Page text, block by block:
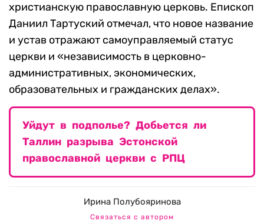
христианскую православную церковь. Епископ
Даниил Тартуский отмечал, что новое название
и устав отражают самоуправляемый статус
церкви и «независимость в церковно-
административных, экономических,
образовательных и гражданских делах».
Уйдут в подполье? Добьется ли
Таллин разрыва Эстонской
православной церкви с РПЦ
Ирина Полубояринова
Связаться с автором